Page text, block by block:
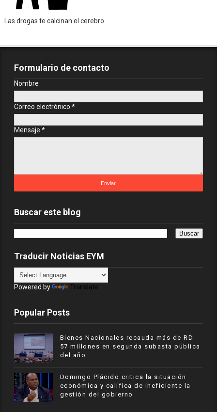
Las drogas te calcinan el cerebro
Formulario de contacto
Nombre
Correo electrónico *
Mensaje *
Buscar este blog
Traducir Noticias EYM
Powered by Translate
Popular Posts
Bienes Nacionales recauda más de RD
57 millones en segunda subasta pública
del año
​Domingo Plácido critica la situación
económica y califica de ineficiente la
gestión del gobierno